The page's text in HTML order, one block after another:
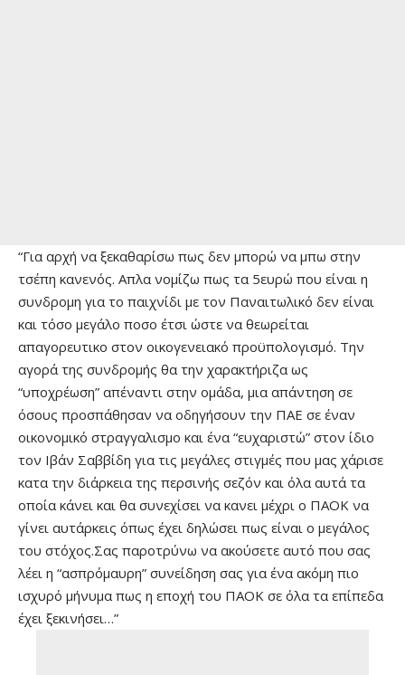
“Για αρχή να ξεκαθαρίσω πως δεν μπορώ να μπω στην
τσέπη κανενός. Απλα νομίζω πως τα 5ευρώ που είναι η
συνδρομη για το παιχνίδι με τον Παναιτωλικό δεν είναι
και τόσο μεγάλο ποσο έτσι ώστε να θεωρείται
απαγορευτικο στον οικογενειακό προϋπολογισμό. Την
αγορά της συνδρομής θα την χαρακτήριζα ως
“υποχρέωση” απέναντι στην ομάδα, μια απάντηση σε
όσους προσπάθησαν να οδηγήσουν την ΠΑΕ σε έναν
οικονομικό στραγγαλισμο και ένα “ευχαριστώ” στον ίδιο
τον Ιβάν Σαββίδη για τις μεγάλες στιγμές που μας χάρισε
κατα την διάρκεια της περσινής σεζόν και όλα αυτά τα
οποία κάνει και θα συνεχίσει να κανει μέχρι ο ΠΑΟΚ να
γίνει αυτάρκεις όπως έχει δηλώσει πως είναι ο μεγάλος
του στόχος.Σας παροτρύνω να ακούσετε αυτό που σας
λέει η “ασπρόμαυρη” συνείδηση σας για ένα ακόμη πιο
ισχυρό μήνυμα πως η εποχή του ΠΑΟΚ σε όλα τα επίπεδα
έχει ξεκινήσει…”